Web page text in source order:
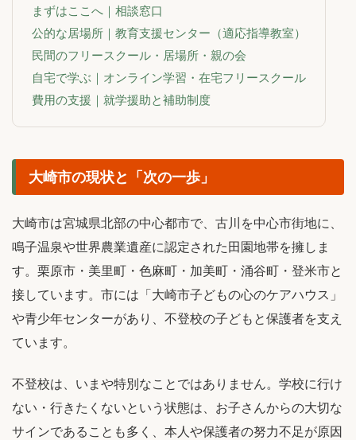
まずはここへ｜相談窓口
公的な居場所｜教育支援センター（適応指導教室）
民間のフリースクール・居場所・親の会
自宅で学ぶ｜オンライン学習・在宅フリースクール
費用の支援｜就学援助と補助制度
大崎市の現状と「次の一歩」
大崎市は宮城県北部の中心都市で、古川を中心市街地に、
鳴子温泉や世界農業遺産に認定された田園地帯を擁しま
す。栗原市・美里町・色麻町・加美町・涌谷町・登米市と
接しています。市には「大崎市子どもの心のケアハウス」
や青少年センターがあり、不登校の子どもと保護者を支え
ています。
不登校は、いまや特別なことではありません。学校に行け
ない・行きたくないという状態は、お子さんからの大切な
サインであることも多く、本人や保護者の努力不足が原因